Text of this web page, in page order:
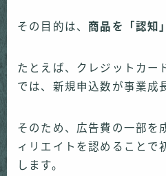
その目的は、 商品を「認知
たとえば、クレジットカー
では、新規申込数が事業成
そのため、広告費の一部を
ィリエイトを認めることで
します。